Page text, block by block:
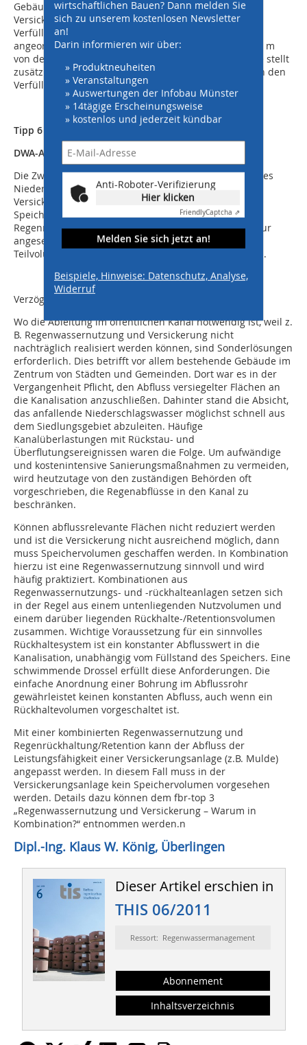
Gebäuden ohne Wasserdruck haltende Abdichtung
Versickerungsanlagen grundsätzlich nicht in
Verfüllbereichen in Gebäudenähe, z. B. Baugruben,
angeordnet werden. Ein Abstand von mindestens 0,50 m
von der Böschungsoberkante zur Versickerungsanlage stellt
zusätzlich sicher, dass das Sickerwasser nicht direkt in den
Verfüllbereich der Baugrube gelangt.
Tipp 6 (Regenwasserversickerung/
DWA-A 138)
Die Zwischenspeicherung in Zisternen und Nutzung des
Niederschlagswassers trägt dazu bei, dass
Versickerungsanlagen kleiner bemessen sein können.
Speicherräume können für eine
Regenrückhaltung/Retention rechnerisch allerdings nur
angesetzt werden, wenn sie ein zwangsentleertes
Teilvolumen bzw. eine verzögerte Ableitung aufweisen.
Verzögert abgeleitet
Wo die Ableitung im öffentlichen Kanal notwendig ist, weil z.
B. Regenwassernutzung und Versickerung nicht
nachträglich realisiert werden können, sind Sonderlösungen
erforderlich. Dies betrifft vor allem bestehende Gebäude im
Zentrum von Städten und Gemeinden. Dort war es in der
Vergangenheit Pflicht, den Abfluss versiegelter Flächen an
die Kanalisation anzuschließen. Dahinter stand die Absicht,
das anfallende Niederschlagswasser möglichst schnell aus
dem Siedlungsgebiet abzuleiten. Häufige
Kanalüberlastungen mit Rückstau- und
Überflutungsereignissen waren die Folge. Um aufwändige
und kostenintensive Sanierungsmaßnahmen zu vermeiden,
wird heutzutage von den zuständigen Behörden oft
vorgeschrieben, die Regenabflüsse in den Kanal zu
beschränken.
Können abflussrelevante Flächen nicht reduziert werden
und ist die Versickerung nicht ausreichend möglich, dann
muss Speichervolumen geschaffen werden. In Kombination
hierzu ist eine Regenwassernutzung sinnvoll und wird
häufig praktiziert. Kombinationen aus
Regenwassernutzungs- und -rückhalteanlagen setzen sich
in der Regel aus einem untenliegenden Nutzvolumen und
einem darüber liegenden Rückhalte-/Retentionsvolumen
zusammen. Wichtige Voraussetzung für ein sinnvolles
Rückhaltesystem ist ein konstanter Abflusswert in die
Kanalisation, unabhängig vom Füllstand des Speichers. Eine
schwimmende Drossel erfüllt diese Anforderungen. Die
einfache Anordnung einer Bohrung im Abflussrohr
gewährleistet keinen konstanten Abfluss, auch wenn ein
Rückhaltevolumen vorgeschaltet ist.
Mit einer kombinierten Regenwassernutzung und
Regenrückhaltung/Retention kann der Abfluss der
Leistungsfähigkeit einer Versickerungsanlage (z.B. Mulde)
angepasst werden. In diesem Fall muss in der
Versickerungsanlage kein Speichervolumen vorgesehen
werden. Details dazu können dem fbr-top 3
„Regenwassernutzung und Versickerung – Warum in
Kombination?“ entnommen werden.n
Dipl.-Ing. Klaus W. König, Überlingen
Dieser Artikel erschien in
THIS 06/2011
Ressort: Regenwassermanagement
Abonnement
Inhaltsverzeichnis
wirtschaftlichen Bauen? Dann melden Sie
sich zu unserem kostenlosen Newsletter
an!
Darin informieren wir über:
» Produktneuheiten
» Veranstaltungen
» Auswertungen der Infobau Münster
» 14tägige Erscheinungsweise
» kostenlos und jederzeit kündbar
Anti-Roboter-Verifizierung
Hier klicken
FriendlyCaptcha ⇗
Melden Sie sich jetzt an!
Beispiele, Hinweise: Datenschutz, Analyse,
Widerruf